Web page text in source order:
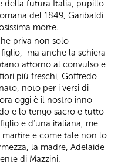
della futura Italia, pupillo
del 1849, Garibaldi
morte.
priva non solo
ma anche la schiera
attorno al convulso e
più freschi, Goffredo
noto per i versi di
oggi è il nostro inno
e lo tengo sacro e tutto
e d’una italiana, me
e come tale non lo
la madre, Adelaide
di Mazzini.